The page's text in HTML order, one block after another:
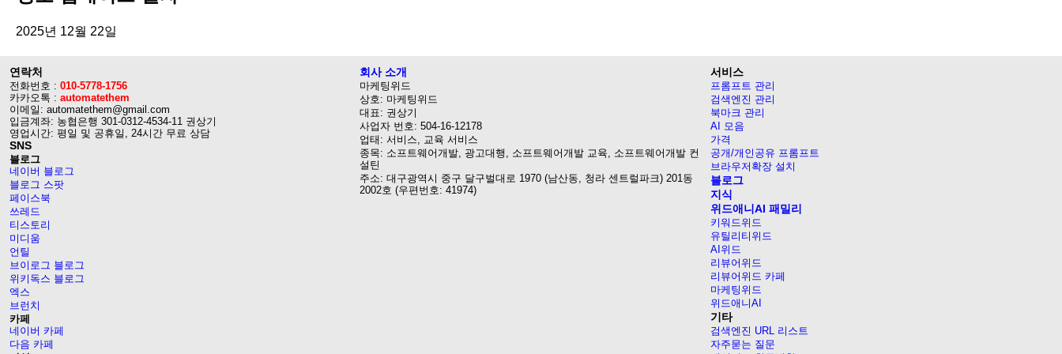
2025년 12월 22일
연락처
전화번호 : 010-5778-1756
카카오톡 : automatethem
이메일: automatethem@gmail.com
입금계좌: 농협은행 301-0312-4534-11 권상기
영업시간: 평일 및 공휴일, 24시간 무료 상담
SNS
블로그
네이버 블로그
블로그 스팟
페이스북
쓰레드
티스토리
미디움
언틸
브이로그 블로그
위키독스 블로그
엑스
브런치
카페
네이버 카페
다음 카페
회사 소개
마케팅위드
상호: 마케팅위드
대표: 권상기
사업자 번호: 504-16-12178
업태: 서비스, 교육 서비스
종목: 소프트웨어개발, 광고대행, 소프트웨어개발 교육, 소프트웨어개발 컨
설틴
주소: 대구광역시 중구 달구벌대로 1970 (남산동, 청라 센트럴파크) 201동
2002호 (우편번호: 41974)
서비스
프롬프트 관리
검색엔진 관리
북마크 관리
AI 모음
가격
공개/개인공유 프롬프트
브라우저확장 설치
블로그
지식
위드애니AI 패밀리
키워드위드
유틸리티위드
AI위드
리뷰어위드
리뷰어위드 카페
마케팅위드
위드애니AI
기타
검색엔진 URL 리스트
자주묻는 질문